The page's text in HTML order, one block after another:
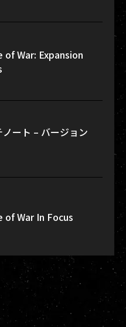
of War: Expansion
ノート – バージョン
of War In Focus